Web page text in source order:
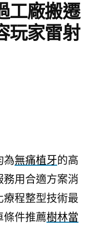
工廠搬遷
玩家雷射
為無痛植牙的高
用合適方案消
療程整型技術最
條件推薦樹林當